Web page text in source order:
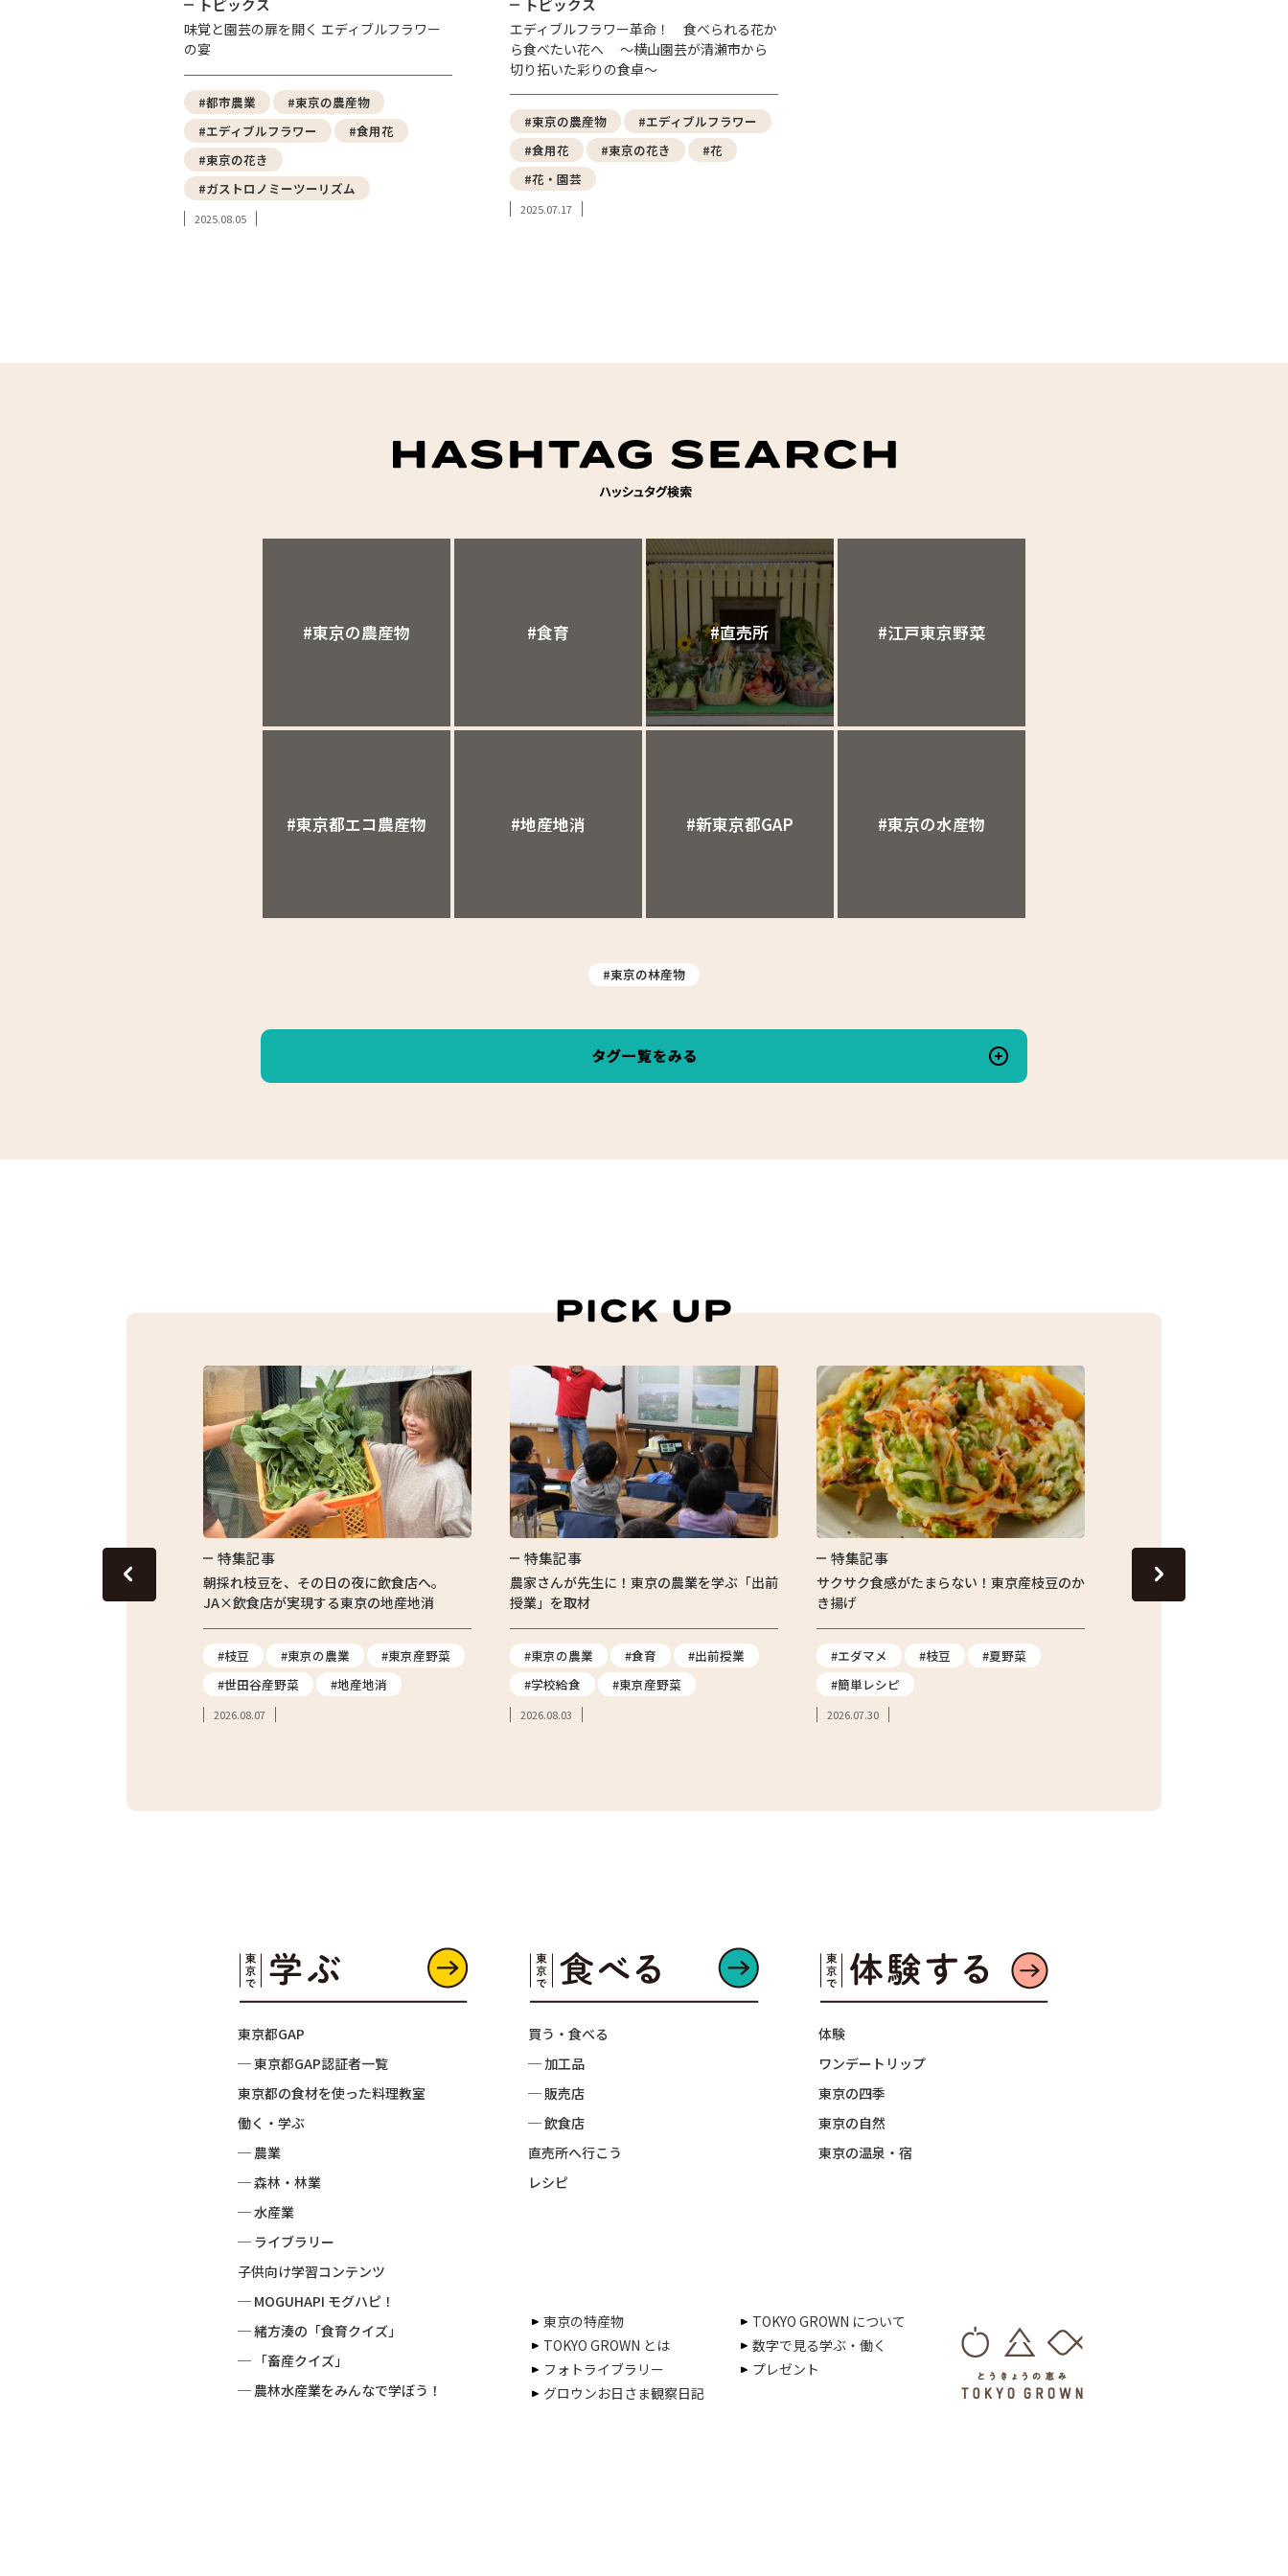
トピックス
味覚と園芸の扉を開く エディブルフラワー
の宴
#都市農業
#東京の農産物
#エディブルフラワー
#食用花
#東京の花き
#ガストロノミーツーリズム
2025.08.05
トピックス
エディブルフラワー革命！ 食べられる花か
ら食べたい花へ ～横山園芸が清瀬市から
切り拓いた彩りの食卓～
#東京の農産物
#エディブルフラワー
#食用花
#東京の花き
#花
#花・園芸
2025.07.17
#東京の農産物 #食育 #直売所 #江戸東京野菜
#東京都エコ農産物 #地産地消 #新東京都GAP #東京の水産物
#東京の林産物
の田んぼ。青梅・東京繁
特集記事
朝採れ枝豆を、その日の夜に飲食店へ。
JA×飲食店が実現する東京の地産地消
#枝豆 #東京の農業
#東京産野菜
#世田谷産野菜
#地産地消
2026.08.07
特集記事
農家さんが先生に！東京の農業を学ぶ「出前
授業」を取材
#東京の農業 #食育
#出前授業
#学校給食
#東京産野菜
2026.08.03
特集記事
サクサク食感がたまらない！東京産枝豆のか
き揚げ
#エダマメ #枝豆
#夏野菜
#簡単レシピ
2026.07.30
じゅわっと旬の味わい！
ナスの焼きびたし
東京都GAP
─ 東京都GAP認証者一覧
東京都の食材を使った料理教室
働く・学ぶ
─ 農業
─ 森林・林業
─ 水産業
─ ライブラリー
子供向け学習コンテンツ
─ MOGUHAPI モグハピ！
─ 緒方湊の「食育クイズ」
─ 「畜産クイズ」
─ 農林水産業をみんなで学ぼう！
買う・食べる
─ 加工品
─ 販売店
─ 飲食店
直売所へ行こう
レシピ
体験
ワンデートリップ
東京の四季
東京の自然
東京の温泉・宿
東京の特産物
TOKYO GROWN について
TOKYO GROWN とは
数字で見る学ぶ・働く
フォトライブラリー
プレゼント
グロウンお日さま観察日記